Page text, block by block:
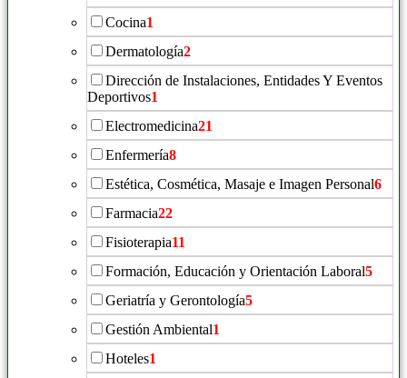
Cocina1
Dermatología2
Dirección de Instalaciones, Entidades Y Eventos
Deportivos1
Electromedicina21
Enfermería8
Estética, Cosmética, Masaje e Imagen Personal6
Farmacia22
Fisioterapia11
Formación, Educación y Orientación Laboral5
Geriatría y Gerontología5
Gestión Ambiental1
Hoteles1